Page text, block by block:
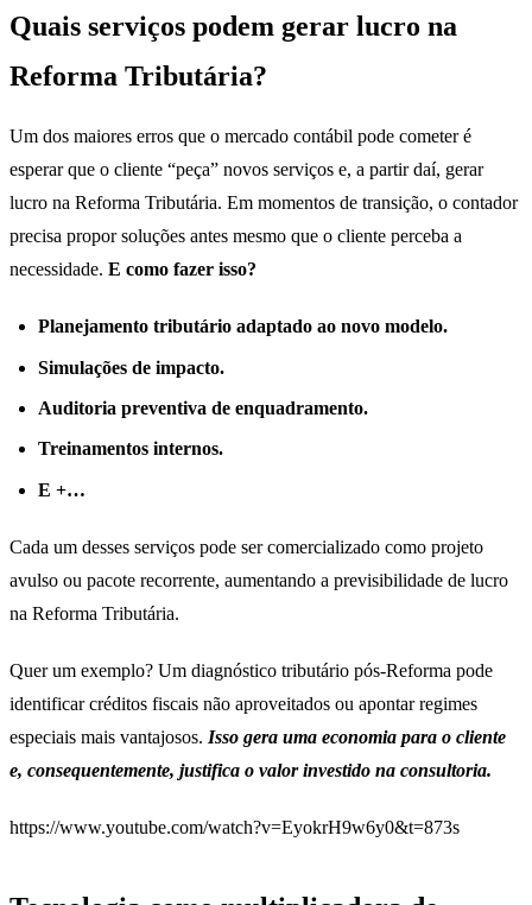
Quais serviços podem gerar lucro na
Reforma Tributária?
Um dos maiores erros que o mercado contábil pode cometer é
esperar que o cliente “peça” novos serviços e, a partir daí, gerar
lucro na Reforma Tributária. Em momentos de transição, o contador
precisa propor soluções antes mesmo que o cliente perceba a
necessidade. E como fazer isso?
Planejamento tributário adaptado ao novo modelo.
Simulações de impacto.
Auditoria preventiva de enquadramento.
Treinamentos internos.
E +…
Cada um desses serviços pode ser comercializado como projeto
avulso ou pacote recorrente, aumentando a previsibilidade de lucro
na Reforma Tributária.
Quer um exemplo? Um diagnóstico tributário pós-Reforma pode
identificar créditos fiscais não aproveitados ou apontar regimes
especiais mais vantajosos. Isso gera uma economia para o cliente
e, consequentemente, justifica o valor investido na consultoria.
https://www.youtube.com/watch?v=EyokrH9w6y0&t=873s